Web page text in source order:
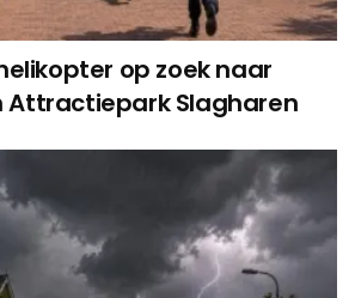
op zoek naar
Attractiepark Slagharen